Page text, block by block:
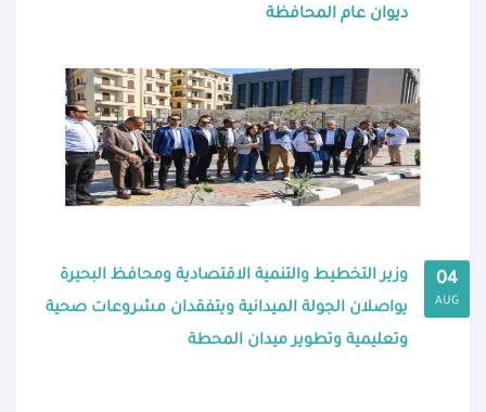
ديوان عام المحافظة
04
AUG
وزير التخطيط والتنمية الاقتصادية ومحافظ البحيرة
يواصلان الجولة الميدانية ويتفقدان مشروعات صحية
وتعليمية وتطوير ميدان المحطة